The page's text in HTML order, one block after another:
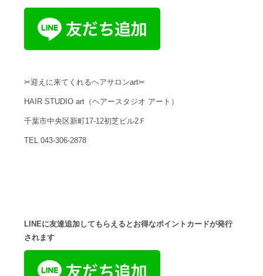
✂迎えに来てくれるヘアサロンart✂
HAIR STUDIO art（ヘアースタジオ アート）
千葉市中央区新町17-12初芝ビル2Ｆ
TEL 043-306-2878
LINEに友達追加してもらえるとお得なポイントカードが発行
されます